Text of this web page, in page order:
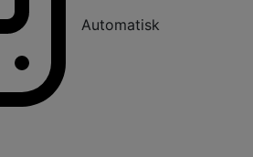
Automatisk